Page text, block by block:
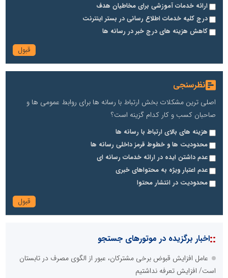
ارائه خدمات آموزشی برای مخاطیان هدف
درج کلیه خدمات اطلاع رسانی در بستر اینترنت
کاهش هزینه های درج خبر در رسانه ها
نظرسنجی
اصلی ترین مشکلات بخش ارتباط با رسانه ها برای روابط عمومی ها و
صاحبان کسب و کار کدام گزینه است؟
هزینه های بالای ارتباط با رسانه ها
محدودیت ها و خطوط قرمز داخلی رسانه ها
عدم داشتن ایده در ارائه خدمات رسانه ای
عدم اعتبار ویژه به محتواهای خبری
محدودیت در انتشار محتوا
::اخبار برگزیده در موتورهای جستجو
عامل افزایش قبوض برخی مشترکان، عبور از الگوی مصرف در تابستان
است/ افزایش تعرفه نداشتیم